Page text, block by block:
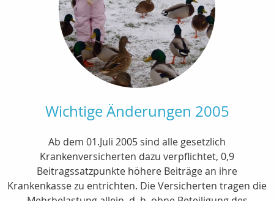
Wichtige Änderungen 2005
Ab dem 01.Juli 2005 sind alle gesetzlich
Krankenversicherten dazu verpflichtet, 0,9
Beitragssatzpunkte höhere Beiträge an ihre
Krankenkasse zu entrichten. Die Versicherten tragen die